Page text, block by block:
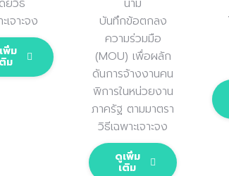
ยวิธี
เจาะจง
พิ่ม
ม
นาม
บันทึกข้อตกลง
ความร่วมมือ
(MOU) เพื่อผลัก
ดันการจ้างงานคน
พิการในหน่วยงาน
ภาครัฐ ตามมาตรา
วิธีเฉพาะเจาะจง
ดูเพิ่ม
เติม